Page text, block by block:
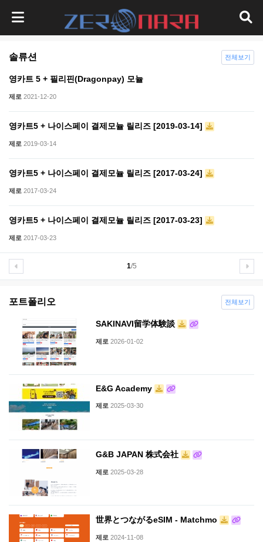
솔류션
영카트 5 + 필리핀(Dragonpay) 모뉼
제로 2021-12-20
영카트5 + 나이스페이 결제모뉼 릴리즈 [2019-03-14]
제로 2019-03-14
영카트5 + 나이스페이 결제모뉼 릴리즈 [2017-03-24]
제로 2017-03-24
영카트5 + 나이스페이 결제모뉼 릴리즈 [2017-03-23]
제로 2017-03-23
1/5
전체보기
포트폴리오
SAKINAVI留学体験談
제로 2026-01-02
E&G Academy
제로 2025-03-30
G&B JAPAN 株式会社
제로 2025-03-28
世界とつながるeSIM - Matchmo
제로 2024-11-08
전체보기